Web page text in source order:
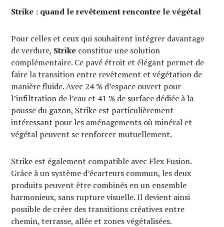
Strike : quand le revêtement rencontre le végétal
Pour celles et ceux qui souhaitent intégrer davantage
de verdure, Strike constitue une solution
complémentaire. Ce pavé étroit et élégant permet de
faire la transition entre revêtement et végétation de
manière fluide. Avec 24 % d’espace ouvert pour
l’infiltration de l’eau et 41 % de surface dédiée à la
pousse du gazon, Strike est particulièrement
intéressant pour les aménagements où minéral et
végétal peuvent se renforcer mutuellement.
Strike est également compatible avec Flex Fusion.
Grâce à un système d’écarteurs commun, les deux
produits peuvent être combinés en un ensemble
harmonieux, sans rupture visuelle. Il devient ainsi
possible de créer des transitions créatives entre
chemin, terrasse, allée et zones végétalisées.